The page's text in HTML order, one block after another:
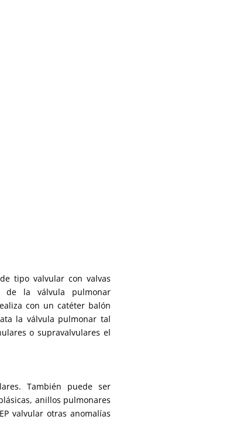
tipo valvular con valvas
de la válvula pulmonar
con un catéter balón
la válvula pulmonar tal
o supravalvulares el
También puede ser
anillos pulmonares
valvular otras anomalías